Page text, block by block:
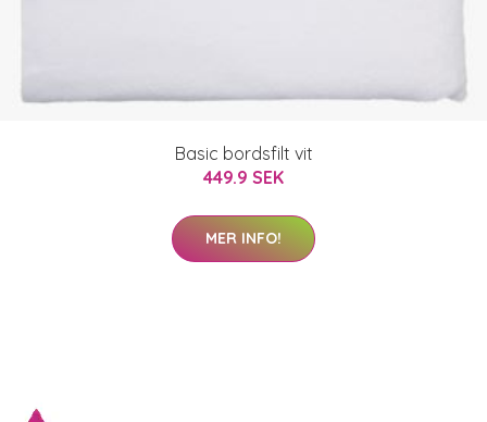
Basic bordsfilt vit
449.9 SEK
MER INFO!